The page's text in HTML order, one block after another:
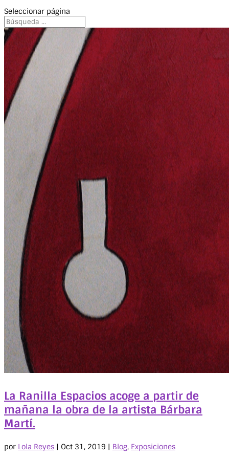
Seleccionar página
La Ranilla Espacios acoge a partir de
mañana la obra de la artista Bárbara
Martí.
por Lola Reyes | Oct 31, 2019 | Blog, Exposiciones